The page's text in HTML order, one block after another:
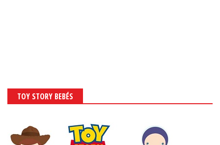
TOY STORY BEBÉS